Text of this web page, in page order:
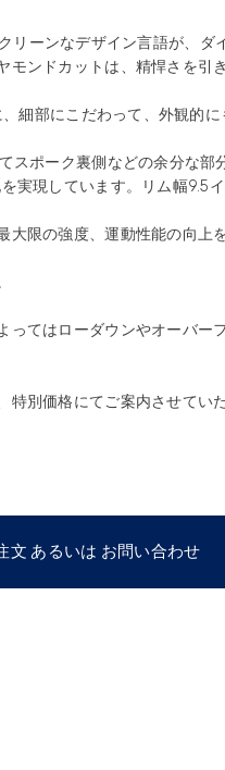
リーンなデザイン言語が、ダ
ンドカットは、精悍さを引
細部にこだわって、外観的に
ポーク裏側などの余分な部
実現しています。リム幅9.5イ
限の強度、運動性能の向上
てはローダウンやオーバー
別価格にてご案内させてい
文 あるいは お問い合わせ